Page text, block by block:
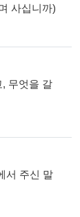
사십니까)
, 무엇을 갈
서 주신 말